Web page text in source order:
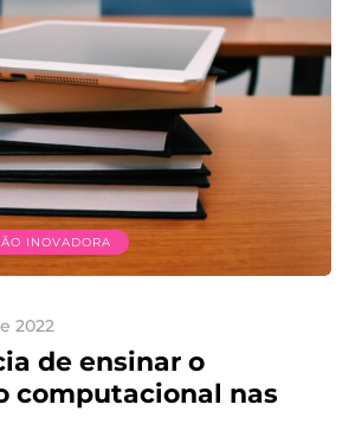
INOVADORA
2022
de ensinar o
computacional nas